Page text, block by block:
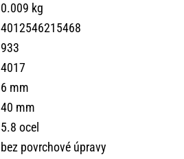
0.009 kg
4012546215468
933
4017
6 mm
40 mm
5.8 ocel
bez povrchové úpravy